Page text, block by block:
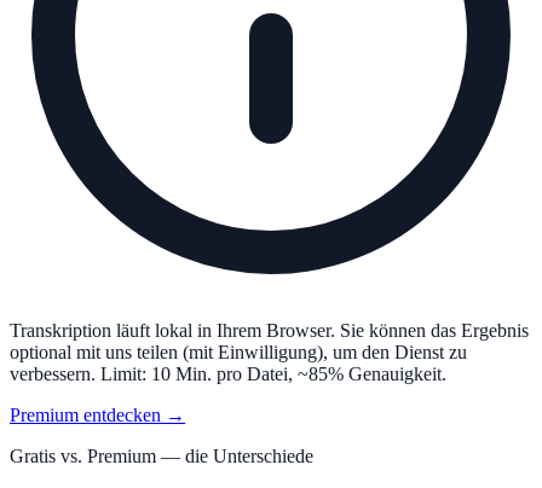
Transkription läuft lokal in Ihrem Browser. Sie können das Ergebnis
optional mit uns teilen (mit Einwilligung), um den Dienst zu
verbessern. Limit: 10 Min. pro Datei, ~85% Genauigkeit.
Premium entdecken →
Gratis vs. Premium — die Unterschiede